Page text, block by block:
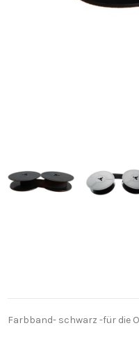
Farbband- schwarz -für die